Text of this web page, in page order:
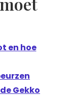
en hoe
Gekko